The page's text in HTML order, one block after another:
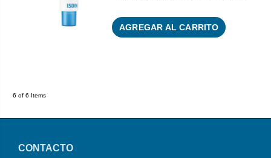
AGREGAR AL CARRITO
6 of 6 Items
CONTACTO